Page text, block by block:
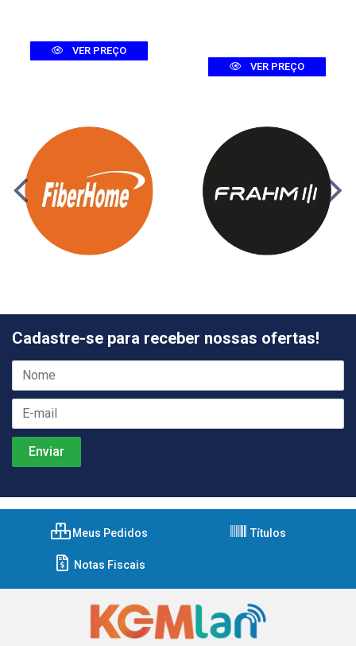
VER PREÇO
VER PREÇO
Cadastre-se para receber nossas ofertas!
Meus Pedidos Títulos
Notas Fiscais